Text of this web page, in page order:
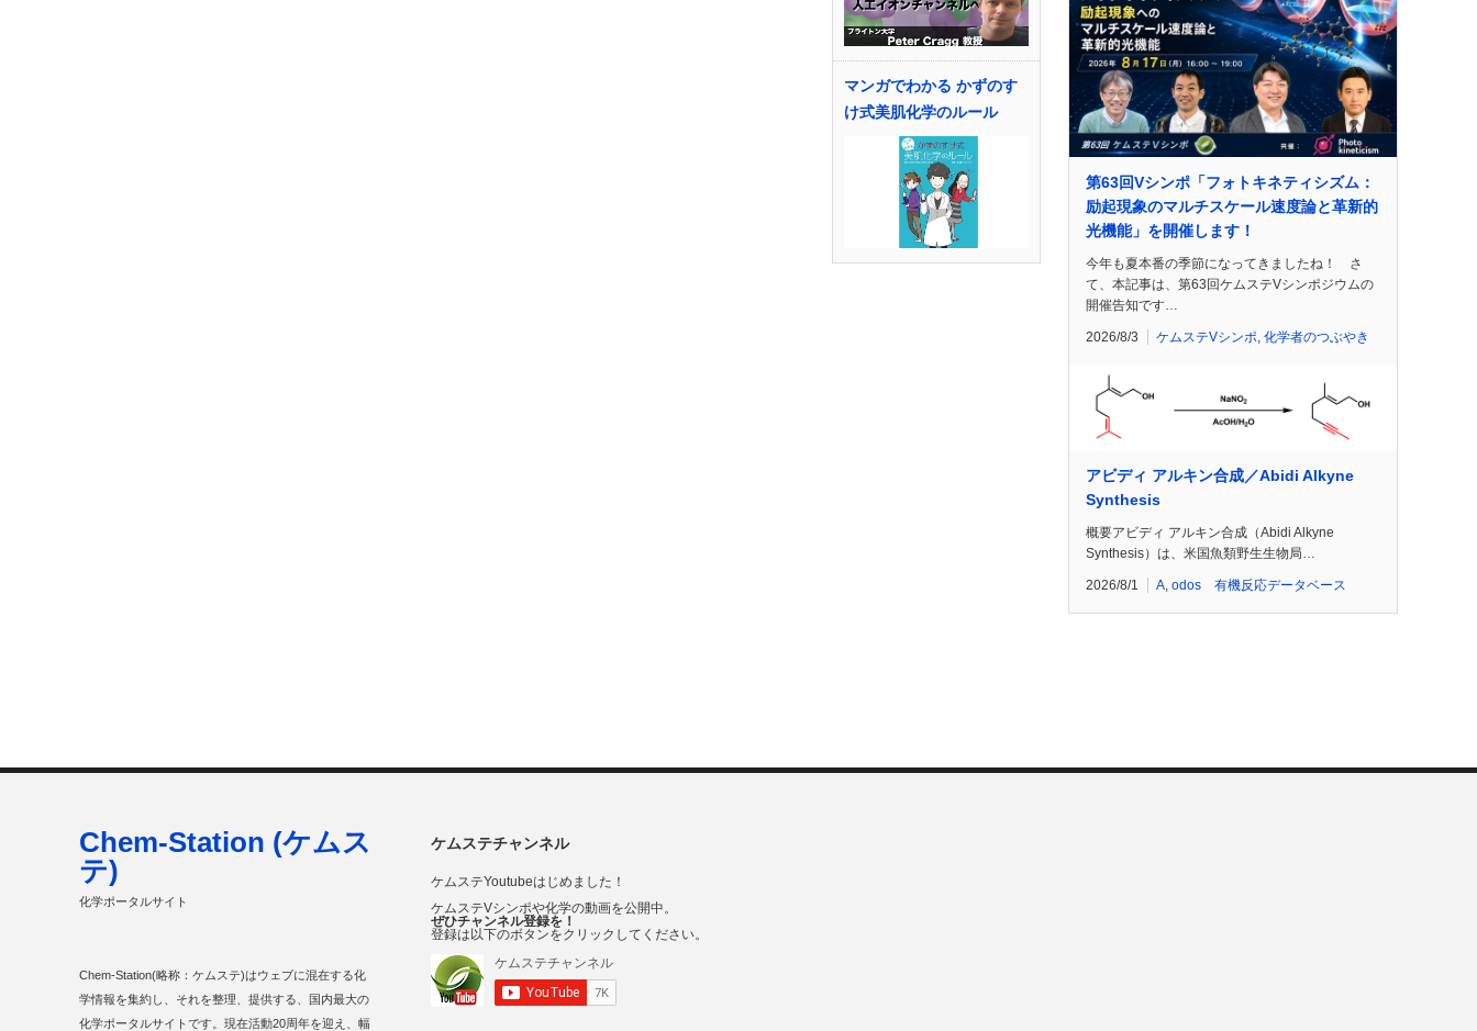
マンガでわかる かずのす
け式美肌化学のルール
第63回Vシンポ「フォトキネティシズム：
励起現象のマルチスケール速度論と革新的
光機能」を開催します！
今年も夏本番の季節になってきましたね！ さ
て、本記事は、第63回ケムステVシンポジウムの
開催告知です…
2026/8/3 ケムステVシンポ, 化学者のつぶやき
アビディ アルキン合成／Abidi Alkyne
Synthesis
概要アビディ アルキン合成（Abidi Alkyne
Synthesis）は、米国魚類野生生物局…
2026/8/1 A, odos 有機反応データベース
ケムステチャンネル
ケムステYoutubeはじめました！
ケムステVシンポや化学の動画を公開中。
ぜひチャンネル登録を！
登録は以下のボタンをクリックしてください。
Chem-Station (ケムス
テ)
化学ポータルサイト
Chem-Station(略称：ケムステ)はウェブに混在する化
学情報を集約し、それを整理、提供する、国内最大の
化学ポータルサイトです。現在活動20周年を迎え、幅